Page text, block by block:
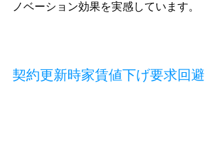
ノベーション効果を実感しています。
契約更新時家賃値下げ要求回避